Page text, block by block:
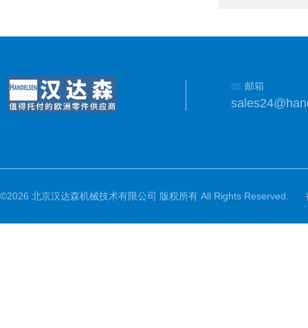
邮箱
©2026 北京汉达森机械技术有限公司 版权所有 All Rights Reserved.